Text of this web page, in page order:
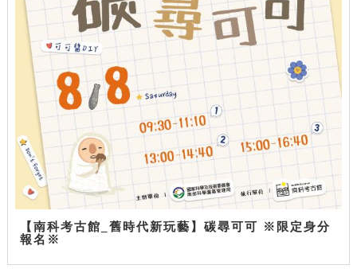
【南科考古館_舊時代新玩藝】碳尋可可 ※限定身分
報名※